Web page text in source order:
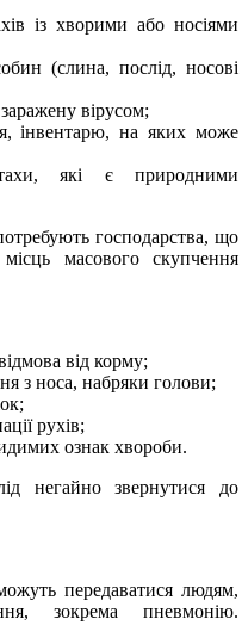
із хворими або носіями
(слина, послід, носові
вірусом;
інвентарю, на яких може
які є природними
господарства, що
масового скупчення
від корму;
з носа, набряки голови;
рухів;
ознак хвороби.
негайно звернутися до
передаватися людям,
зокрема пневмонію.